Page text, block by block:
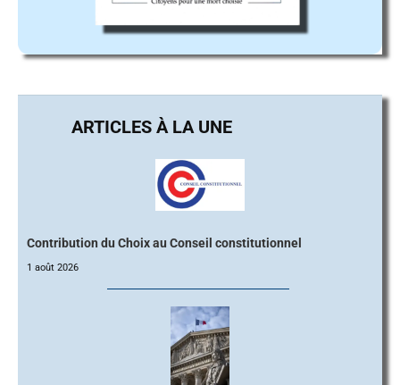
Contribution du Choix au Conseil constitutionnel
1 août 2026